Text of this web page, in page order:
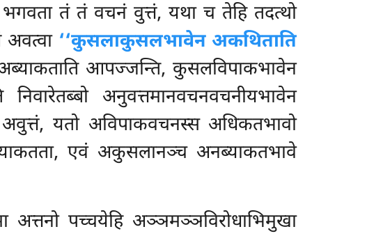
तं तं वचनं वुत्तं, यथा च तेहि तदत्थो
अवत्वा ‘‘कुसलाकुसलभावेन अकथिताति
आपज्जन्ति, कुसलविपाकभावेन
अनुवत्तमानवचनवचनीयभावेन
यतो अविपाकवचनस्स अधिकतभावो
एवं अकुसलानञ्च अनब्याकतभावे
अत्तनो पच्चयेहि अञ्ञमञ्ञविरोधाभिमुखा